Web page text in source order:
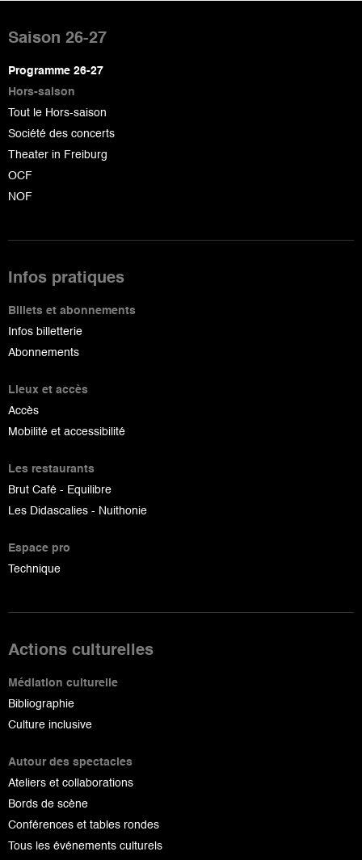
de
page
Saison 26-27
Programme 26-27
Hors-saison
Tout le Hors-saison
Société des concerts
Theater in Freiburg
OCF
NOF
Infos pratiques
Billets et abonnements
Infos billetterie
Abonnements
Lieux et accès
Accès
Mobilité et accessibilité
Les restaurants
Brut Café - Equilibre
Les Didascalies - Nuithonie
Espace pro
Technique
Actions culturelles
Médiation culturelle
Bibliographie
Culture inclusive
Autour des spectacles
Ateliers et collaborations
Bords de scène
Conférences et tables rondes
Tous les événements culturels